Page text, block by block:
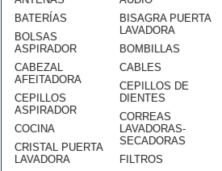
BATERÍAS
BOLSAS
ASPIRADOR
CABEZAL
AFEITADORA
CEPILLOS
ASPIRADOR
COCINA
CRISTAL PUERTA
LAVADORA
BISAGRA PUERTA
LAVADORA
BOMBILLAS
CABLES
CEPILLOS DE
DIENTES
CORREAS
LAVADORAS-
SECADORAS
FILTROS